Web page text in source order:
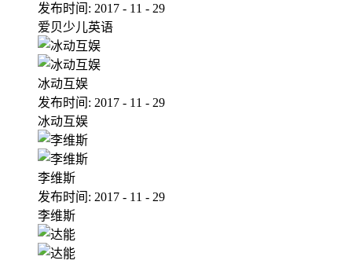
发布时间: 2017 - 11 - 29
爱贝少儿英语
冰动互娱
发布时间: 2017 - 11 - 29
冰动互娱
李维斯
发布时间: 2017 - 11 - 29
李维斯